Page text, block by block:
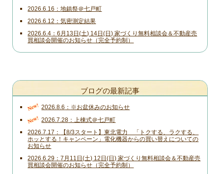
2026.6.16 地鎮祭＠七戸町
2026.6.12 気密測定結果
2026.6.4
6月13日(土) 14日(日) 家づくり無料相談会＆不動産売
買相談会開催のお知らせ（完全予約制）
ブログの最新記事
New! 2026.8.6 ※お盆休みのお知らせ
New! 2026.7.28 上棟式＠七戸町
2026.7.17
【8/3スタート】東北電力 「トクする、ラクする、
ホッとする！キャンペーン」電化機器からの買い替えについての
お知らせ
2026.6.29
7月11日(土) 12日(日) 家づくり無料相談会＆不動産売
買相談会開催のお知らせ（完全予約制）